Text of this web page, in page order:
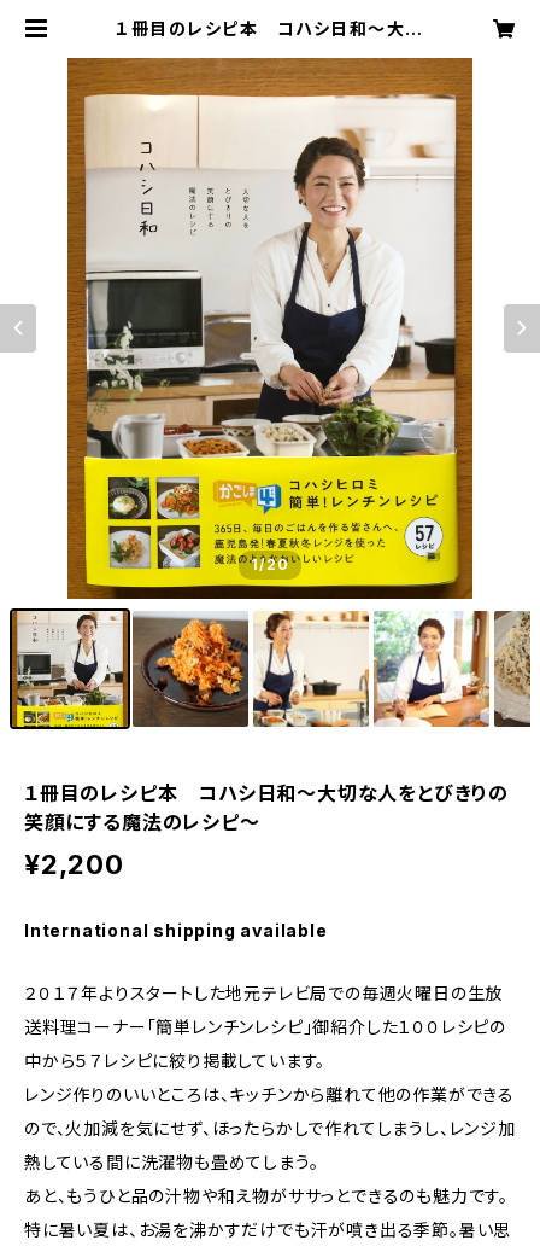
１冊目のレシピ本 コハシ日和～大切
シピ～ | 毎日ごはんを彩るSHOP
コハシ日和
1/20
１冊目のレシピ本 コハシ日和～大切な人をとびきりの
笑顔にする魔法のレシピ～
¥2,200
International shipping available
２０１７年よりスタートした地元テレビ局での毎週火曜日の生放
送料理コーナー「簡単レンチンレシピ」御紹介した１００レシピの
中から５７レシピに絞り掲載しています。
レンジ作りのいいところは、キッチンから離れて他の作業ができる
ので、火加減を気にせず、ほったらかしで作れてしまうし、レンジ加
熱している間に洗濯物も畳めてしまう。
あと、もうひと品の汁物や和え物がササっとできるのも魅力です。
特に暑い夏は、お湯を沸かすだけでも汗が噴き出る季節。暑い思